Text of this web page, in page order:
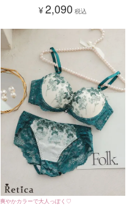
¥2,090 税込
爽やかカラーで大人っぽく♡